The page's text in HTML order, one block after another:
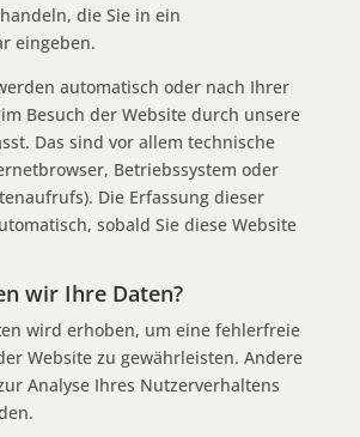
die Sie in ein
eingeben.
automatisch oder nach Ihrer
Besuch der Website durch unsere
Das sind vor allem technische
Betriebssystem oder
Die Erfassung dieser
sobald Sie diese Website
wir Ihre Daten?
wird erhoben, um eine fehlerfreie
Website zu gewährleisten. Andere
Analyse Ihres Nutzerverhaltens